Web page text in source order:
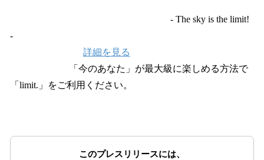
- The sky is the limit!
-
詳細を見る
「今のあなた」が最大級に楽しめる方法で
「limit.」をご利用ください。
このプレスリリースには、